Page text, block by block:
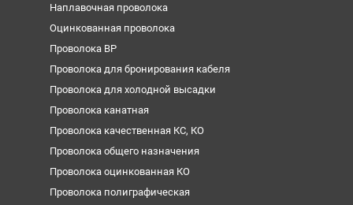
Наплавочная проволока
Оцинкованная проволока
Проволока ВР
Проволока для бронирования кабеля
Проволока для холодной высадки
Проволока канатная
Проволока качественная КС, КО
Проволока общего назначения
Проволока оцинкованная КО
Проволока полиграфическая